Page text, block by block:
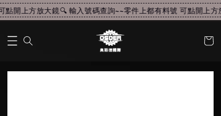
開上方放大鏡🔍 輸入號碼查詢~~零件上都有料號 可點開上方